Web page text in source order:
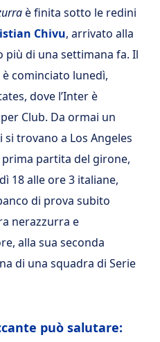
è finita sotto le redini
Chivu, arrivato alla
più di una settimana fa. Il
cominciato lunedì,
dove l’Inter è
Club. Da ormai un
trovano a Los Angeles
partita del girone,
18 alle ore 3 italiane,
di prova subito
nerazzurra e
alla sua seconda
di una squadra di Serie
può salutare: